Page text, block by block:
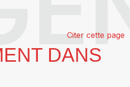
Citer cette page
DANS